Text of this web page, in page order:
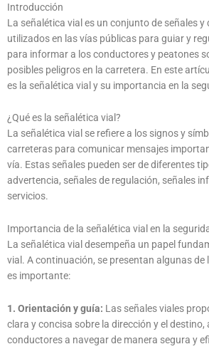
Introducción
La señalética vial es un conjunto de señales
utilizados en las vías públicas para guiar y
para informar a los conductores y peatones
posibles peligros en la carretera. En este
es la señalética vial y su importancia en la
¿Qué es la señalética vial?
La señalética vial se refiere a los signos y
carreteras para comunicar mensajes
vía. Estas señales pueden ser de diferentes
advertencia, señales de regulación, señales
servicios.
Importancia de la señalética vial en la
La señalética vial desempeña un papel
vial. A continuación, se presentan algunas de
es importante:
1. Orientación y guía: Las señales viales
clara y concisa sobre la dirección y el destino,
conductores a navegar de manera segura y